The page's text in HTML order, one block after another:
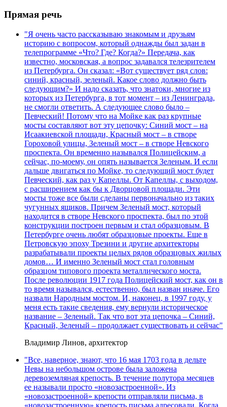
Прямая речь
"Я очень часто рассказываю знакомым и друзьям
историю с вопросом, который однажды был задан в
телепрограмме «Что? Где? Когда?» Передача, как
известно, московская, а вопрос задавался телезрителем
из Петербурга. Он сказал: «Вот существует ряд слов:
синий, красный, зеленый. Какое слово должно быть
следующим?» И надо сказать, что знатоки, многие из
которых из Петербурга, в тот момент – из Ленинграда,
не смогли ответить. А следующее слово было –
Певческий! Потому что на Мойке как раз крупные
мосты составляют вот эту цепочку: Синий мост – на
Исаакиевской площади, Красный мост – в створе
Гороховой улицы, Зеленый мост – в створе Невского
проспекта. Он временно назывался Полицейским, а
сейчас, по-моему, он опять называется Зеленым. И если
дальше двигаться по Мойке, то следующий мост будет
Певческий, как раз у Капеллы. От Капеллы, с выходом,
с расширением как бы к Дворцовой площади. Эти
мосты тоже все были сделаны первоначально из таких
чугунных ящиков. Причем Зеленый мост, который
находится в створе Невского проспекта, был по этой
конструкции построен первым и стал образцовым. В
Петербурге очень любят образцовые проекты. Еще в
Петровскую эпоху Трезини и другие архитекторы
разрабатывали проекты целых рядов образцовых жилых
домов… И именно Зеленый мост стал головным
образцом типового проекта металлического моста.
После революции 1917 года Полицейский мост, как он в
то время назывался, естественно, был назван иначе. Его
назвали Народным мостом. И, наконец, в 1997 году, у
меня есть такие сведения, ему вернули историческое
название – Зеленый. Так что вот эта цепочка – Синий,
Красный, Зеленый – продолжает существовать и сейчас"
Владимир Линов, архитектор
"Все, наверное, знают, что 16 мая 1703 года в дельте
Невы на небольшом острове была заложена
деревоземляная крепость. В течение полутора месяцев
ее называли просто «новозастроенной». Из
«новозастроенной» крепости отправляли письма, в
«новозастроенную» крепость письма адресовали. Когда